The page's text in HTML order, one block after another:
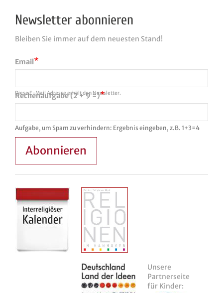
Newsletter abonnieren
Email
Diese E-Mail Adresse erhält den Newsletter.
Bleiben Sie immer auf dem neuesten Stand!
Rechenaufgabe (2 + 9 =)
Aufgabe, um Spam zu verhindern: Ergebnis eingeben, z.B. 1+3=4
Abonnieren
Unsere
Partnerseite
für Kinder: